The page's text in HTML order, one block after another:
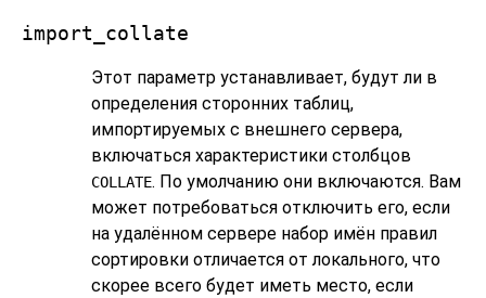
import_collate
Этот параметр устанавливает, будут ли в
определения сторонних таблиц,
импортируемых с внешнего сервера,
включаться характеристики столбцов
COLLATE. По умолчанию они включаются. Вам
может потребоваться отключить его, если
на удалённом сервере набор имён правил
сортировки отличается от локального, что
скорее всего будет иметь место, если